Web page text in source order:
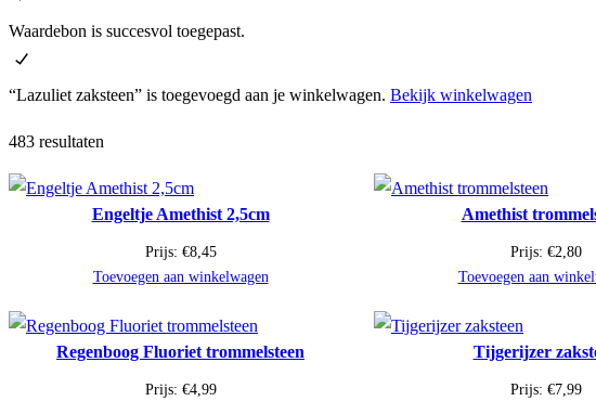
Waardebon is succesvol toegepast.
“Lazuliet zaksteen” is toegevoegd aan je winkelwagen. Bekijk winkelwagen
483 resultaten
Engeltje Amethist 2,5cm
Prijs: €8,45
Toevoegen aan winkelwagen
Amethist
Prijs: €2,80
Toevoegen aan
Regenboog Fluoriet trommelsteen
Prijs: €4,99
Tijgerijzer
Prijs: €7,99